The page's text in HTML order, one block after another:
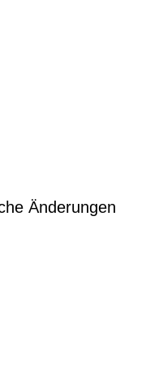
Änderungen